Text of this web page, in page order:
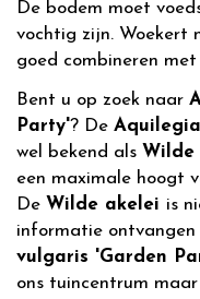
De bodem moet
vochtig zijn. Woekert
goed combineren
Bent u op zoek naar
Party'? De
wel bekend als Wilde
een maximale hoogt
De Wilde akelei is
informatie
vulgaris 'Garden
ons tuincentrum